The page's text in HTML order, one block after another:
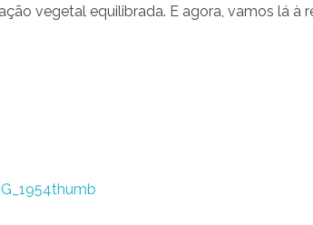
vegetal equilibrada. E agora, vamos lá à